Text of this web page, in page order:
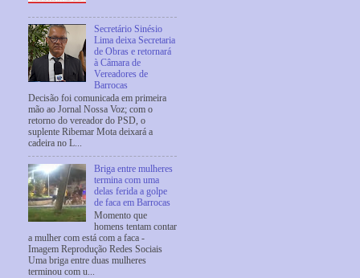
Secretário Sinésio
Lima deixa Secretaria
de Obras e retornará
à Câmara de
Vereadores de
Barrocas
Decisão foi comunicada em primeira
mão ao Jornal Nossa Voz; com o
retorno do vereador do PSD, o
suplente Ribemar Mota deixará a
cadeira no L...
Briga entre mulheres
termina com uma
delas ferida a golpe
de faca em Barrocas
Momento que
homens tentam contar
a mulher com está com a faca -
Imagem Reprodução Redes Sociais
Uma briga entre duas mulheres
terminou com u...